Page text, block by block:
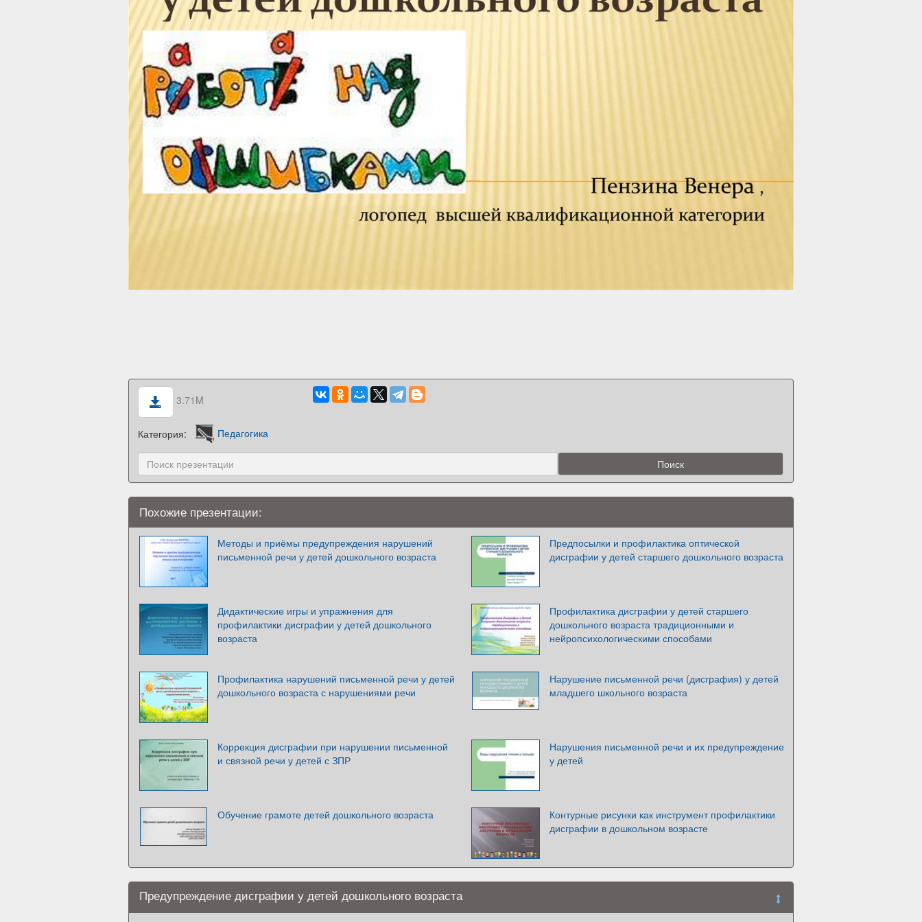
3.71M
Категория: Педагогика
Похожие презентации:
Методы и приёмы предупреждения нарушений
письменной речи у детей дошкольного возраста
Предпосылки и профилактика оптической
дисграфии у детей старшего дошкольного возраста
Дидактические игры и упражнения для
профилактики дисграфии у детей дошкольного
возраста
Профилактика дисграфии у детей старшего
дошкольного возраста традиционными и
нейропсихологическими способами
Профилактика нарушений письменной речи у детей
дошкольного возраста с нарушениями речи
Нарушение письменной речи (дисграфия) у детей
младшего школьного возраста
Коррекция дисграфии при нарушении письменной
и связной речи у детей с ЗПР
Нарушения письменной речи и их предупреждение
у детей
Обучение грамоте детей дошкольного возраста
Контурные рисунки как инструмент профилактики
дисграфии в дошкольном возрасте
Предупреждение дисграфии у детей дошкольного возраста